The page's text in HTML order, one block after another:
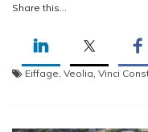
Share this...
Eiffage Veolia Vinci